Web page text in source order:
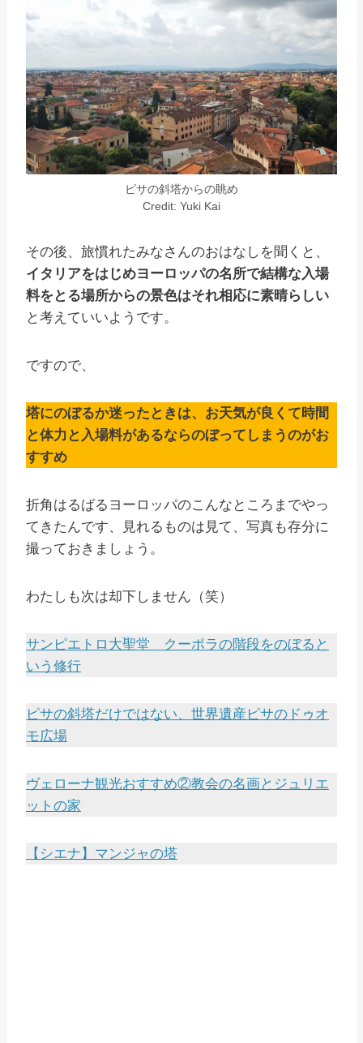
ピサの斜塔からの眺め
Credit: Yuki Kai
その後、旅慣れたみなさんのおはなしを聞くと、
イタリアをはじめヨーロッパの名所で結構な入場
料をとる場所からの景色はそれ相応に素晴らしい
と考えていいようです。
ですので、
塔にのぼるか迷ったときは、お天気が良くて時間
と体力と入場料があるならのぼってしまうのがお
すすめ
折角はるばるヨーロッパのこんなところまでやっ
てきたんです、見れるものは見て、写真も存分に
撮っておきましょう。
わたしも次は却下しません（笑）
サンピエトロ大聖堂 クーポラの階段をのぼると
いう修行
ピサの斜塔だけではない、世界遺産ピサのドゥオ
モ広場
ヴェローナ観光おすすめ②教会の名画とジュリエ
ットの家
【シエナ】マンジャの塔